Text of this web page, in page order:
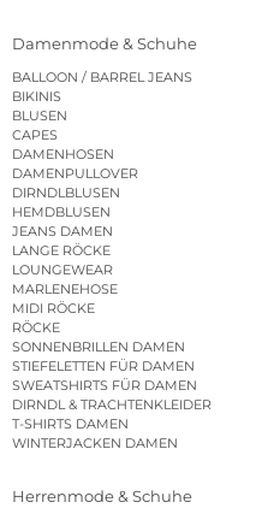
Damenmode & Schuhe
BALLOON / BARREL JEANS
BIKINIS
BLUSEN
CAPES
DAMENHOSEN
DAMENPULLOVER
DIRNDLBLUSEN
HEMDBLUSEN
JEANS DAMEN
LANGE RÖCKE
LOUNGEWEAR
MARLENEHOSE
MIDI RÖCKE
RÖCKE
SONNENBRILLEN DAMEN
STIEFELETTEN FÜR DAMEN
SWEATSHIRTS FÜR DAMEN
DIRNDL & TRACHTENKLEIDER
T-SHIRTS DAMEN
WINTERJACKEN DAMEN
Herrenmode & Schuhe